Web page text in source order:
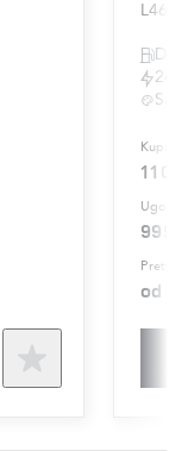
L461
249
kupite
999
od